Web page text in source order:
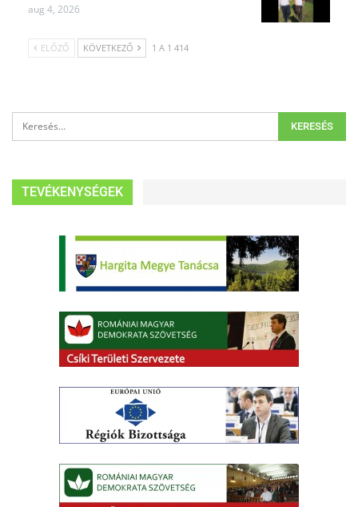
aug 4, 2026
ELŐZŐ KÖVETKEZŐ 1 A 1 414
TEVÉKENYSÉGEK